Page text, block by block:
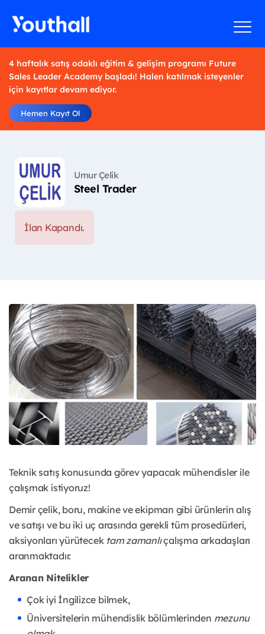
4 haftalık satış odaklı eğitim & gelişim programı Future
Sales Leader Academy başladı! Halen katılmak isteyenler
için kayıtlar devam ediyor.
Hemen Kayıt Ol
Umur Çelik
Steel Trader
İlan Kapandı.
Teknik satış konusunda görev yapacak mühendisler ile
çalışmak istiyoruz!
Demir çelik, boru, makine ve ekipman gibi ürünlerin alış
ve satışı ve bu iki uç arasında gerekli tüm prosedürleri,
aksiyonları yürütecek tam zamanlıçalışma arkadaşları
aranmaktadır.
Aranan Nitelikler
Çok iyi İngilizce bilmek,
Üniversitelerin mühendislik bölümlerinden mezunu